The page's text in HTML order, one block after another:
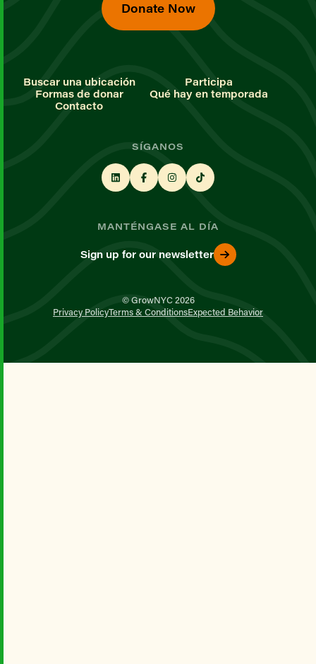
Donate Now
Buscar una ubicación
Participa
Formas de donar
Qué hay en temporada
Contacto
SÍGANOS
MANTÉNGASE AL DÍA
Sign up for our newsletter
© GrowNYC 2026
Privacy PolicyTerms & ConditionsExpected Behavior